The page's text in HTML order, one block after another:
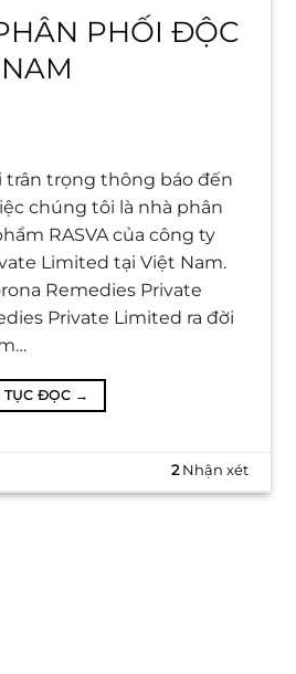
PHỐI ĐỘC
trân trọng thông báo đến
chúng tôi là nhà phân
RASVA của công ty
Limited tại Việt Nam.
Remedies Private
Private Limited ra đời
TỤC ĐỌC →
2Nhận xét